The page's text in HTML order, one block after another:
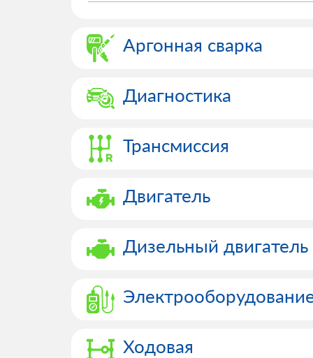
Аргонная сварка
Диагностика
Трансмиссия
Двигатель
Дизельный двигатель
Ходовая